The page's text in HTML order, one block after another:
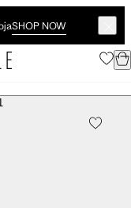
SHOP NOW